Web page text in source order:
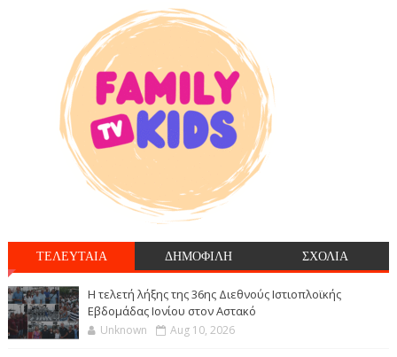
ΤΕΛΕΥΤΑΙΑ ΔΗΜΟΦΙΛΗ ΣΧΟΛΙΑ
Η τελετή λήξης της 36ης Διεθνούς Ιστιοπλοϊκής
Εβδομάδας Ιονίου στον Αστακό
Unknown Aug 10, 2026